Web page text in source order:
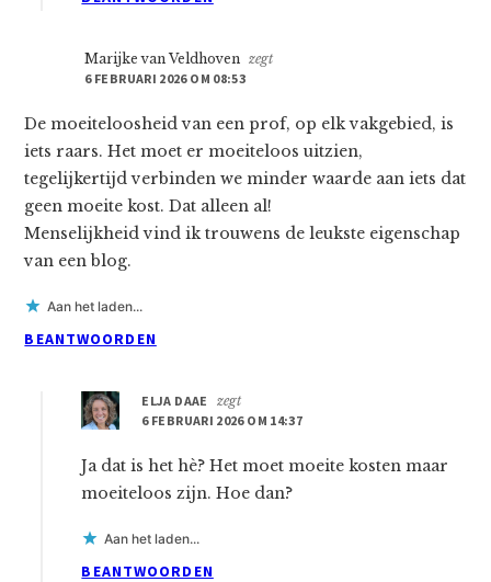
Marijke van Veldhoven zegt
6 FEBRUARI 2026 OM 08:53
De moeiteloosheid van een prof, op elk vakgebied, is
iets raars. Het moet er moeiteloos uitzien,
tegelijkertijd verbinden we minder waarde aan iets dat
geen moeite kost. Dat alleen al!
Menselijkheid vind ik trouwens de leukste eigenschap
van een blog.
Aan het laden...
BEANTWOORDEN
ELJA DAAE
zegt
6 FEBRUARI 2026 OM 14:37
Ja dat is het hè? Het moet moeite kosten maar
moeiteloos zijn. Hoe dan?
Aan het laden...
BEANTWOORDEN